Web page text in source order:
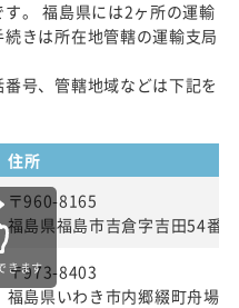
。 福島県には2ヶ所の運輸
きは所在地管轄の運輸支局
号、管轄地域などは下記を
住所
〒960-8165
福島県福島市吉倉字吉田54番地
〒973-8403
福島県いわき市内郷綴町舟場1
きます